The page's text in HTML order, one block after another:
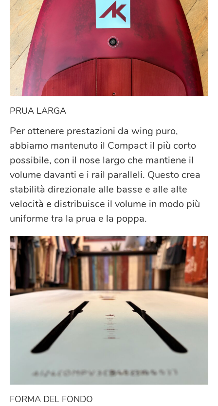
PRUA LARGA
Per ottenere prestazioni da wing puro,
abbiamo mantenuto il Compact il più corto
possibile, con il nose largo che mantiene il
volume davanti e i rail paralleli. Questo crea
stabilità direzionale alle basse e alle alte
velocità e distribuisce il volume in modo più
uniforme tra la prua e la poppa.
FORMA DEL FONDO